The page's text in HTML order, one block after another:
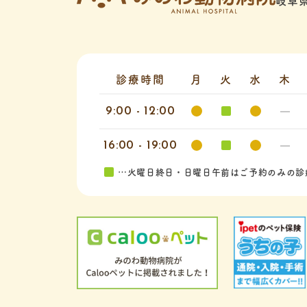
診療時間 月 火 水 木
9:00 - 12:00
16:00 - 19:00
…火曜日終日・日曜日午前はご予約のみの診